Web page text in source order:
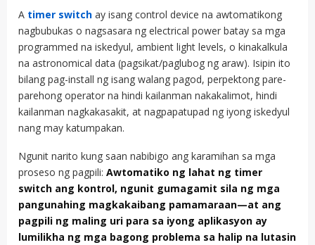
A timer switch ay isang control device na awtomatikong
nagbubukas o nagsasara ng electrical power batay sa mga
programmed na iskedyul, ambient light levels, o kinakalkula
na astronomical data (pagsikat/paglubog ng araw). Isipin ito
bilang pag-install ng isang walang pagod, perpektong pare-
parehong operator na hindi kailanman nakakalimot, hindi
kailanman nagkakasakit, at nagpapatupad ng iyong iskedyul
nang may katumpakan.
Ngunit narito kung saan nabibigo ang karamihan sa mga
proseso ng pagpili: Awtomatiko ng lahat ng timer
switch ang kontrol, ngunit gumagamit sila ng mga
pangunahing magkakaibang pamamaraan—at ang
pagpili ng maling uri para sa iyong aplikasyon ay
lumilikha ng mga bagong problema sa halip na lutasin